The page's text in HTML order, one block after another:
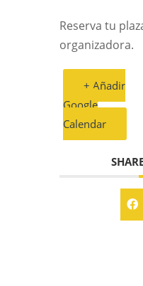
Reserva tu
organizadora.
+ Añadir
Google
Calendar